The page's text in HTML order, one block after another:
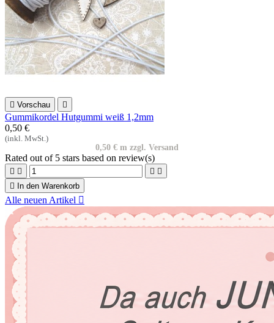
 Vorschau 
Gummikordel Hutgummi weiß 1,2mm
0,50 €
(inkl. MwSt.)
0,50 € m zzgl. Versand
Rated out of 5 stars based on review(s)
   

In den Warenkorb
Alle neuen Artikel 